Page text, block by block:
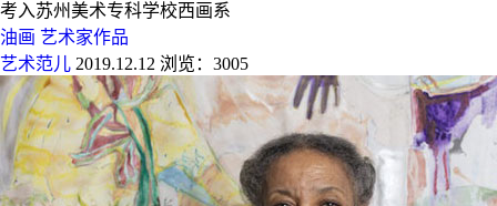
考入苏州美术专科学校西画系
油画 艺术家作品
艺术范儿 2019.12.12 浏览：3005